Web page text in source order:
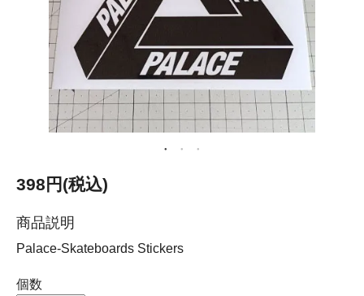
398円(税込)
商品説明
Palace-Skateboards Stickers
個数